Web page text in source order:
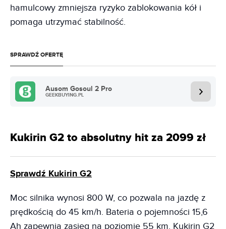
hamulcowy zmniejsza ryzyko zablokowania kół i
pomaga utrzymać stabilność.
SPRAWDŹ OFERTĘ
Ausom Gosoul 2 Pro
GEEKBUYING.PL
Kukirin G2 to absolutny hit za 2099 zł
Sprawdź Kukirin G2
Moc silnika wynosi 800 W, co pozwala na jazdę z
prędkością do 45 km/h. Bateria o pojemności 15,6
Ah zapewnia zasięg na poziomie 55 km. Kukirin G2